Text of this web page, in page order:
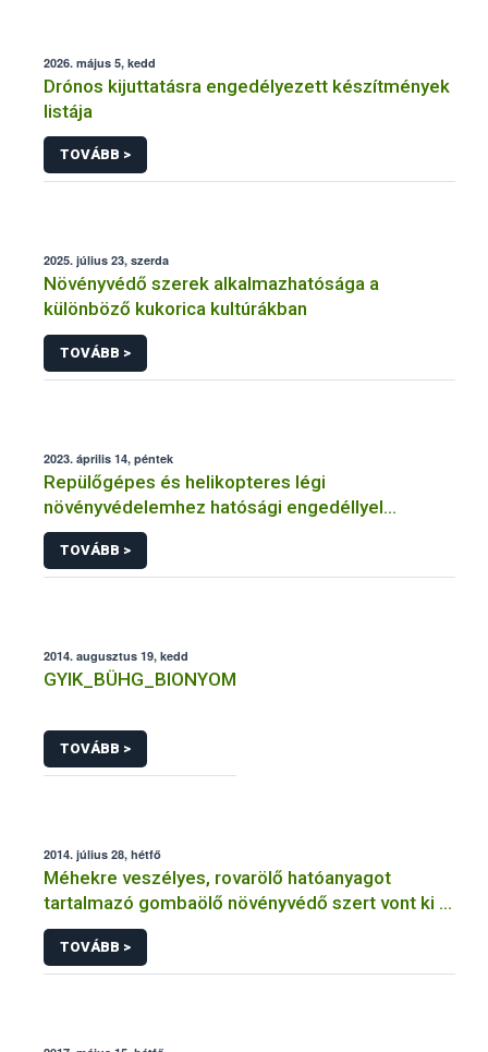
2026. május 5, kedd
Drónos kijuttatásra engedélyezett készítmények
listája
TOVÁBB >
2025. július 23, szerda
Növényvédő szerek alkalmazhatósága a
különböző kukorica kultúrákban
TOVÁBB >
2023. április 14, péntek
Repülőgépes és helikopteres légi
növényvédelemhez hatósági engedéllyel
rendelkező szervezetek
TOVÁBB >
2014. augusztus 19, kedd
GYIK_BÜHG_BIONYOM
TOVÁBB >
2014. július 28, hétfő
Méhekre veszélyes, rovarölő hatóanyagot
tartalmazó gombaölő növényvédő szert vont ki a
forgalomból a NÉBIH
TOVÁBB >